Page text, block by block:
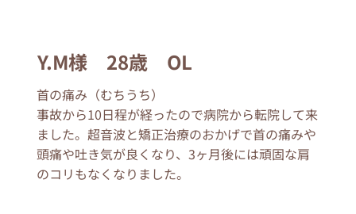
Y.M様 28歳 OL
首の痛み（むちうち）
事故から10日程が経ったので病院から転院して来
ました。超音波と矯正治療のおかげで首の痛みや
頭痛や吐き気が良くなり、3ヶ月後には頑固な肩
のコリもなくなりました。